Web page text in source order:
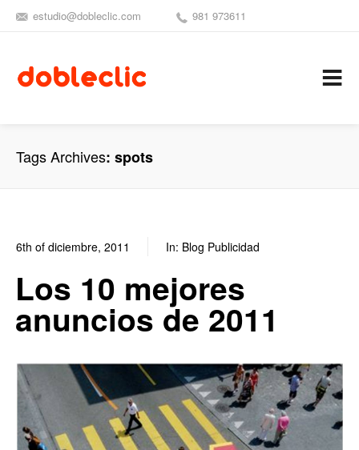
estudio@dobleclic.com 981 973611
Tags Archives spots
6th of diciembre, 2011 In: Blog Publicidad
Los 10 mejores
anuncios de 2011